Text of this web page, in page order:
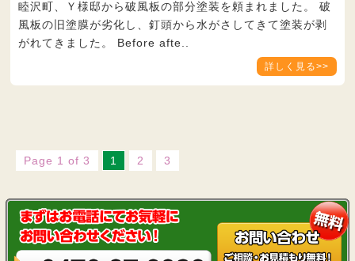
睦沢町、Ｙ様邸から破風板の部分塗装を頼まれました。 破
風板の旧塗膜が劣化し、釘頭から水がさしてきて塗装が剥
がれてきました。 Before afte..
詳しく見る>>
Page 1 of 3 1 2 3